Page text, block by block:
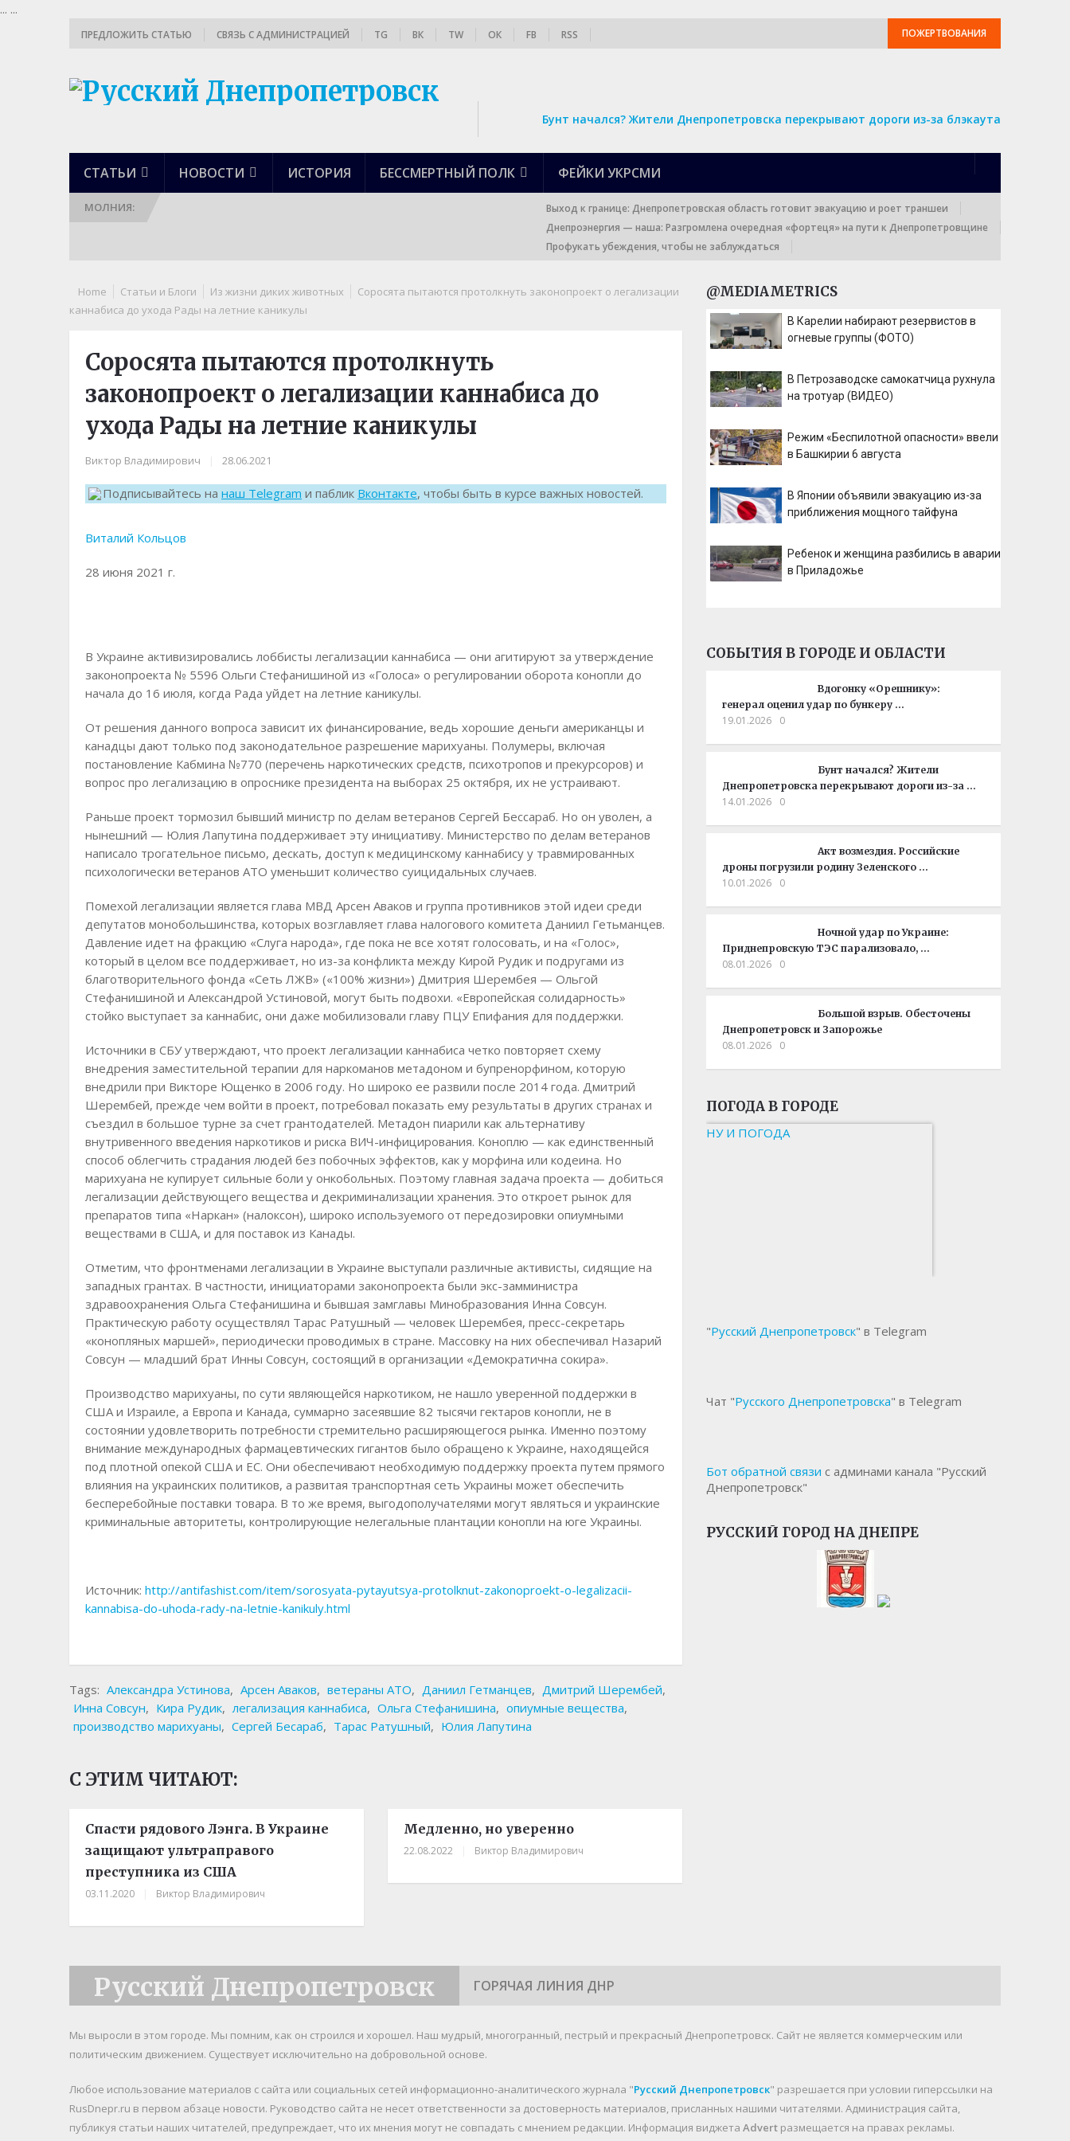
... ...
ПРЕДЛОЖИТЬ СТАТЬЮ СВЯЗЬ С АДМИНИСТРАЦИЕЙ TG ВК TW ОК FB RSS ПОЖЕРТВОВАНИЯ
Бунт начался? Жители Днепропетровска перекрывают дороги из-за блэкаута
СТАТЬИ НОВОСТИ ИСТОРИЯ БЕССМЕРТНЫЙ ПОЛК ФЕЙКИ УКРСМИ
МОЛНИЯ:
Выход к границе: Днепропетровская область готовит эвакуацию и роет траншеи
Днепроэнергия — наша: Разгромлена очередная «фортеця» на пути к Днепропетровщине
Профукать убеждения, чтобы не заблуждаться
Home Статьи и Блоги Из жизни диких животных
Соросята пытаются протолкнуть законопроект о легализации
каннабиса до ухода Рады на летние каникулы
Соросята пытаются протолкнуть
законопроект о легализации каннабиса до
ухода Рады на летние каникулы
Виктор Владимирович 28.06.2021
Подписывайтесь на наш Telegram и паблик Вконтакте, чтобы быть в курсе важных новостей.
Виталий Кольцов
28 июня 2021 г.
В Украине активизировались лоббисты легализации каннабиса — они агитируют за утверждение
законопроекта № 5596 Ольги Стефанишиной из «Голоса» о регулировании оборота конопли до
начала до 16 июля, когда Рада уйдет на летние каникулы.
От решения данного вопроса зависит их финансирование, ведь хорошие деньги американцы и
канадцы дают только под законодательное разрешение марихуаны. Полумеры, включая
постановление Кабмина №770 (перечень наркотических средств, психотропов и прекурсоров) и
вопрос про легализацию в опроснике президента на выборах 25 октября, их не устраивают.
Раньше проект тормозил бывший министр по делам ветеранов Сергей Бессараб. Но он уволен, а
нынешний — Юлия Лапутина поддерживает эту инициативу. Министерство по делам ветеранов
написало трогательное письмо, дескать, доступ к медицинскому каннабису у травмированных
психологически ветеранов АТО уменьшит количество суицидальных случаев.
Помехой легализации является глава МВД Арсен Аваков и группа противников этой идеи среди
депутатов монобольшинства, которых возглавляет глава налогового комитета Даниил Гетьманцев.
Давление идет на фракцию «Слуга народа», где пока не все хотят голосовать, и на «Голос»,
который в целом все поддерживает, но из-за конфликта между Кирой Рудик и подругами из
благотворительного фонда «Сеть ЛЖВ» («100% жизни») Дмитрия Шерембея — Ольгой
Стефанишиной и Александрой Устиновой, могут быть подвохи. «Европейская солидарность»
стойко выступает за каннабис, они даже мобилизовали главу ПЦУ Епифания для поддержки.
Источники в СБУ утверждают, что проект легализации каннабиса четко повторяет схему
внедрения заместительной терапии для наркоманов метадоном и бупренорфином, которую
внедрили при Викторе Ющенко в 2006 году. Но широко ее развили после 2014 года. Дмитрий
Шерембей, прежде чем войти в проект, потребовал показать ему результаты в других странах и
съездил в большое турне за счет грантодателей. Метадон пиарили как альтернативу
внутривенного введения наркотиков и риска ВИЧ-инфицирования. Коноплю — как единственный
способ облегчить страдания людей без побочных эффектов, как у морфина или кодеина. Но
марихуана не купирует сильные боли у онкобольных. Поэтому главная задача проекта — добиться
легализации действующего вещества и декриминализации хранения. Это откроет рынок для
препаратов типа «Наркан» (налоксон), широко используемого от передозировки опиумными
веществами в США, и для поставок из Канады.
Отметим, что фронтменами легализации в Украине выступали различные активисты, сидящие на
западных грантах. В частности, инициаторами законопроекта были экс-замминистра
здравоохранения Ольга Стефанишина и бывшая замглавы Минобразования Инна Совсун.
Практическую работу осуществлял Тарас Ратушный — человек Шерембея, пресс-секретарь
«конопляных маршей», периодически проводимых в стране. Массовку на них обеспечивал Назарий
Совсун — младший брат Инны Совсун, состоящий в организации «Демократична сокира».
Производство марихуаны, по сути являющейся наркотиком, не нашло уверенной поддержки в
США и Израиле, а Европа и Канада, суммарно засеявшие 82 тысячи гектаров конопли, не в
состоянии удовлетворить потребности стремительно расширяющегося рынка. Именно поэтому
внимание международных фармацевтических гигантов было обращено к Украине, находящейся
под плотной опекой США и ЕС. Они обеспечивают необходимую поддержку проекта путем прямого
влияния на украинских политиков, а развитая транспортная сеть Украины может обеспечить
бесперебойные поставки товара. В то же время, выгодополучателями могут являться и украинские
криминальные авторитеты, контролирующие нелегальные плантации конопли на юге Украины.
Источник: http://antifashist.com/item/sorosyata-pytayutsya-protolknut-zakonoproekt-o-legalizacii-
kannabisa-do-uhoda-rady-na-letnie-kanikuly.html
Tags: Александра Устинова, Арсен Аваков, ветераны АТО, Даниил Гетманцев, Дмитрий Шерембей,
Инна Совсун, Кира Рудик, легализация каннабиса, Ольга Стефанишина, опиумные вещества,
производство марихуаны, Сергей Бесараб, Тарас Ратушный, Юлия Лапутина
С ЭТИМ ЧИТАЮТ:
Спасти рядового Лэнга. В Украине
защищают ультраправого
преступника из США
03.11.2020 Виктор Владимирович
Медленно, но уверенно
22.08.2022 Виктор Владимирович
@MEDIAMETRICS
В Карелии набирают резервистов в
огневые группы (ФОТО)
В Петрозаводске самокатчица рухнула
на тротуар (ВИДЕО)
Режим «Беспилотной опасности» ввели
в Башкирии 6 августа
В Японии объявили эвакуацию из-за
приближения мощного тайфуна
Ребенок и женщина разбились в аварии
в Приладожье
СОБЫТИЯ В ГОРОДЕ И ОБЛАСТИ
Вдогонку «Орешнику»:
генерал оценил удар по бункеру …
19.01.2026 0
Бунт начался? Жители
Днепропетровска перекрывают дороги из-за …
14.01.2026 0
Акт возмездия. Российские
дроны погрузили родину Зеленского …
10.01.2026 0
Ночной удар по Украине:
Приднепровскую ТЭС парализовало, …
08.01.2026 0
Большой взрыв. Обесточены
Днепропетровск и Запорожье
08.01.2026 0
ПОГОДА В ГОРОДЕ
НУ И ПОГОДА
"Русский Днепропетровск" в Telegram
Чат "Русского Днепропетровска" в Telegram
Бот обратной связи с админами канала "Русский
Днепропетровск"
РУССКИЙ ГОРОД НА ДНЕПРЕ
Русский Днепропетровск ГОРЯЧАЯ ЛИНИЯ ДНР
Мы выросли в этом городе. Мы помним, как он строился и хорошел. Наш мудрый, многогранный, пестрый и прекрасный Днепропетровск. Cайт не является коммерческим или
политическим движением. Существует исключительно на добровольной основе.
Любое использование материалов c сайта или социальных сетей информационно-аналитического журнала "Русский Днепропетровск" разрешается при условии гиперссылки на
RusDnepr.ru в первом абзаце новости. Руководство сайта не несет ответственности за достоверность материалов, присланных нашими читателями. Администрация сайта,
публикуя статьи наших читателей, предупреждает, что их мнения могут не совпадать с мнением редакции. Информация виджета Advert размещается на правах рекламы.